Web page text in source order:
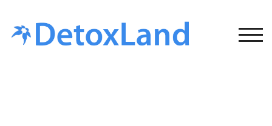
content